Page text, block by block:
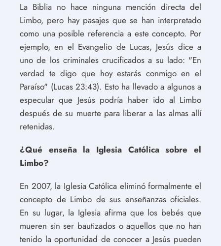
La Biblia no hace ninguna mención directa del
Limbo, pero hay pasajes que se han interpretado
como una posible referencia a este concepto. Por
ejemplo, en el Evangelio de Lucas, Jesús dice a
uno de los criminales crucificados a su lado: "En
verdad te digo que hoy estarás conmigo en el
Paraíso" (Lucas 23:43). Esto ha llevado a algunos a
especular que Jesús podría haber ido al Limbo
después de su muerte para liberar a las almas allí
retenidas.
¿Qué enseña la Iglesia Católica sobre el
Limbo?
En 2007, la Iglesia Católica eliminó formalmente el
concepto de Limbo de sus enseñanzas oficiales.
En su lugar, la Iglesia afirma que los bebés que
mueren sin ser bautizados o aquellos que no han
tenido la oportunidad de conocer a Jesús pueden